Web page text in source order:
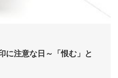
に注意な日～「恨む」と